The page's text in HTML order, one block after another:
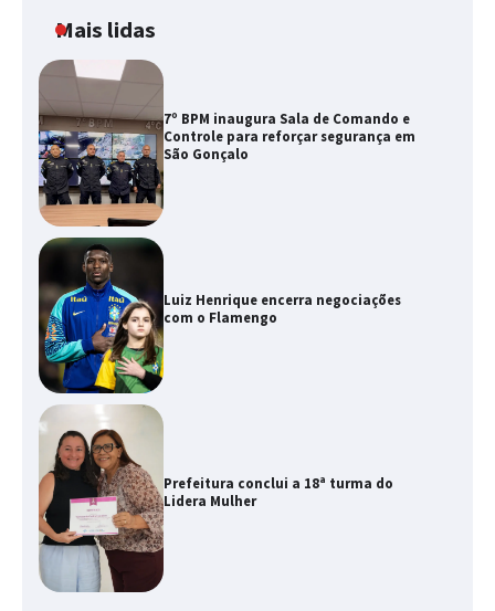
Mais lidas
7º BPM inaugura Sala de Comando e
Controle para reforçar segurança em
São Gonçalo
Luiz Henrique encerra negociações
com o Flamengo
Prefeitura conclui a 18ª turma do
Lidera Mulher